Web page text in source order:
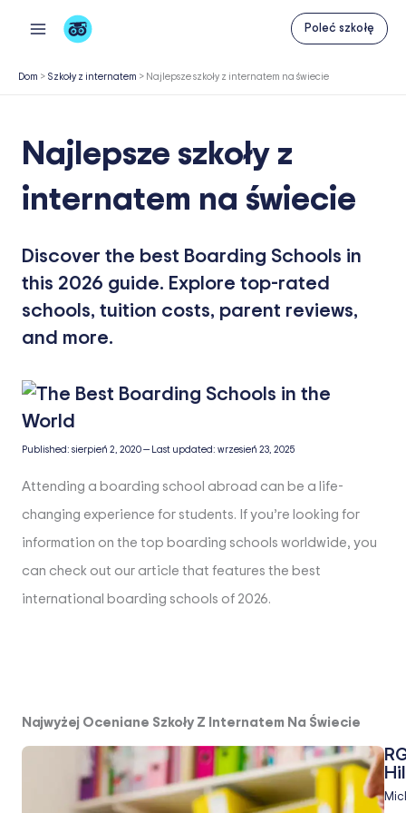
treści
Poleć szkołę
Dom > Szkoły z internatem > Najlepsze szkoły z internatem na świecie
Najlepsze szkoły z
internatem na świecie
Discover the best Boarding Schools in
this 2026 guide. Explore top-rated
schools, tuition costs, parent reviews,
and more.
Published: sierpień 2, 2020— Last updated: wrzesień 23, 2025
Attending a boarding school abroad can be a life-
changing experience for students. If you’re looking for
information on the top boarding schools worldwide, you
can check out our article that features the best
international boarding schools of 2026.
Najwyżej Oceniane Szkoły Z Internatem Na Świecie